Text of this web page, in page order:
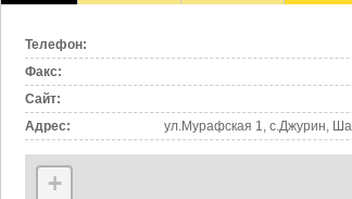
(активная
Телефон:
Факс:
Сайт:
Адрес:
ул.Мурафская 1, с.Джурин,
+